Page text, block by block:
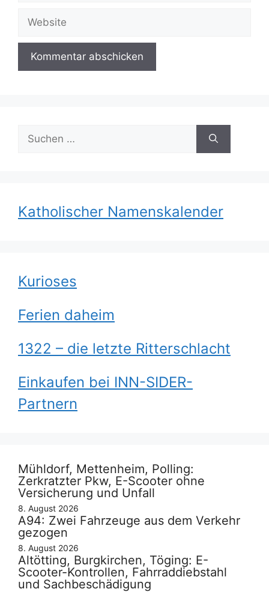
Website
Suchen
nach:
Katholischer Namenskalender
Kurioses
Ferien daheim
1322 – die letzte Ritterschlacht
Einkaufen bei INN-SIDER-
Partnern
Mühldorf, Mettenheim, Polling:
Zerkratzter Pkw, E-Scooter ohne
Versicherung und Unfall
8. August 2026
A94: Zwei Fahrzeuge aus dem Verkehr
gezogen
8. August 2026
Altötting, Burgkirchen, Töging: E-
Scooter-Kontrollen, Fahrraddiebstahl
und Sachbeschädigung